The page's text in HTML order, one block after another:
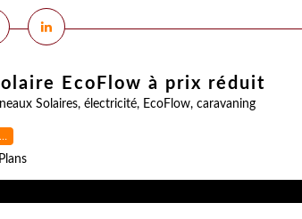
EcoFlow à prix réduit
Solaires, électricité, EcoFlow, caravaning
…